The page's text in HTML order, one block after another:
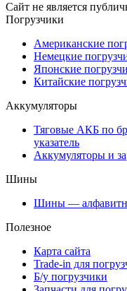
Сайт не является
Погрузчики
Американские
Немецкие
Японские
Китайские
Аккумуляторы
Тяговые АКБ по
указатель
Аккумуляторы и
Шины
Шины —
Полезное
Карта сайта
Trade-in для
Б/у погрузчики